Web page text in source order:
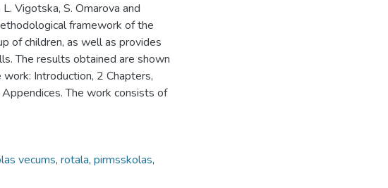
Vigotska, S. Omarova and
framework of the
of children, as well as provides
The results obtained are shown
Introduction, 2 Chapters,
The work consists of
vecums, rotala, pirmsskolas,